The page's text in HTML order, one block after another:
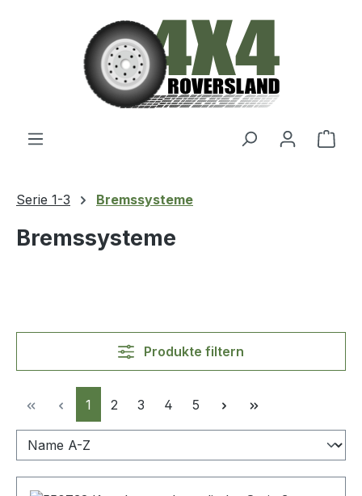
Zum Hauptinhalt springen
Serie 1-3 Bremssysteme
Bremssysteme
Produkte filtern
Seite
1 Seite
2 Seite
3 Seite
4 Seite
5